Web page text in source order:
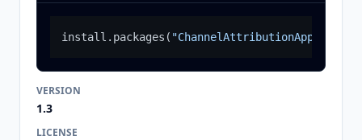
install.packages ( "ChannelAttributionApp"
VERSION
1.3
LICENSE